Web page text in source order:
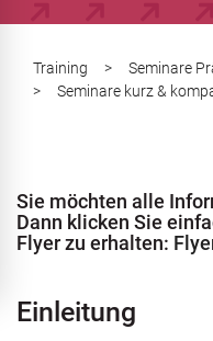
Stellenausschreibung
Training >
Seminare
>
Seminare kurz &
Sie möchten alle
Dann klicken Sie
Flyer zu erhalten:
Einleitung